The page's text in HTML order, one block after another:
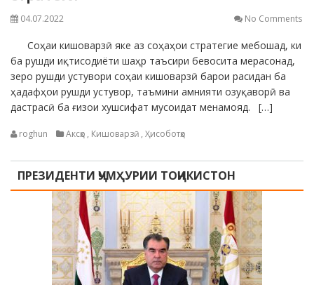
04.07.2022 No Comments
Соҳаи кишоварзӣ яке аз соҳаҳои стратегие мебошад, ки
ба рушди иқтисодиёти шаҳр таъсири бевосита мерасонад,
зеро рушди устувори соҳаи кишоварзӣ барои расидан ба
ҳадафҳои рушди устувор, таъмини амнияти озуқаворӣ ва
дастрасӣ ба ғизои хушсифат мусоидат менамояд. […]
roghun Аксҳо , Кишоварзӣ , Ҳисоботҳо
ПРЕЗИДЕНТИ ҶУМҲУРИИ ТОҶИКИСТОН